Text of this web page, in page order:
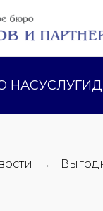
НАСУСЛУГИ
→